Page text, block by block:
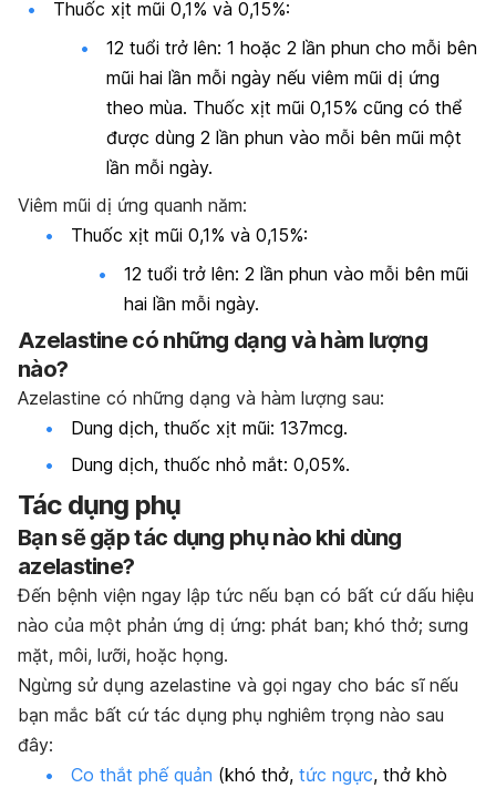
Thuốc xịt mũi 0,1% và 0,15%:
12 tuổi trở lên: 1 hoặc 2 lần phun cho mỗi bên
mũi hai lần mỗi ngày nếu viêm mũi dị ứng
theo mùa. Thuốc xịt mũi 0,15% cũng có thể
được dùng 2 lần phun vào mỗi bên mũi một
lần mỗi ngày.
Viêm mũi dị ứng quanh năm:
Thuốc xịt mũi 0,1% và 0,15%:
12 tuổi trở lên: 2 lần phun vào mỗi bên mũi
hai lần mỗi ngày.
Azelastine có những dạng và hàm lượng
nào?
Azelastine có những dạng và hàm lượng sau:
Dung dịch, thuốc xịt mũi: 137mcg.
Dung dịch, thuốc nhỏ mắt: 0,05%.
Tác dụng phụ
Bạn sẽ gặp tác dụng phụ nào khi dùng
azelastine?
Đến bệnh viện ngay lập tức nếu bạn có bất cứ dấu hiệu
nào của một phản ứng dị ứng: phát ban; khó thở; sưng
mặt, môi, lưỡi, hoặc họng.
Ngừng sử dụng azelastine và gọi ngay cho bác sĩ nếu
bạn mắc bất cứ tác dụng phụ nghiêm trọng nào sau
đây:
Co thắt phế quản (khó thở, tức ngực, thở khò